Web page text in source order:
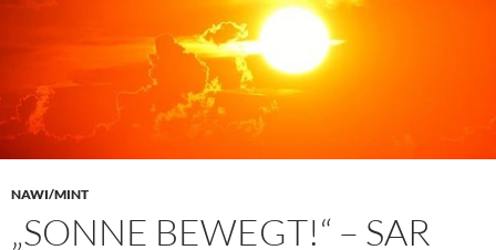
NAWI/MINT
„SONNE BEWEGT!“ – SAR